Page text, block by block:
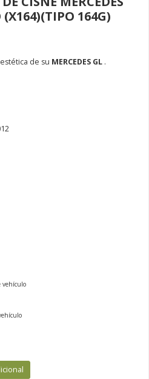
164G)
de su MERCEDES GL .
vehículo